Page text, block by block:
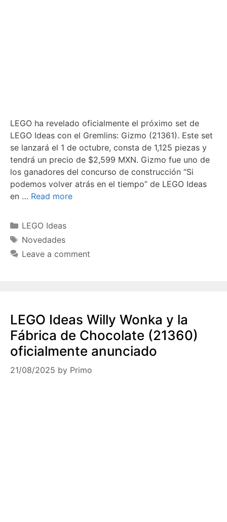
LEGO ha revelado oficialmente el próximo set de
LEGO Ideas con el Gremlins: Gizmo (21361). Este set
se lanzará el 1 de octubre, consta de 1,125 piezas y
tendrá un precio de $2,599 MXN. Gizmo fue uno de
los ganadores del concurso de construcción “Si
podemos volver atrás en el tiempo” de LEGO Ideas
en … Read more
Categories
LEGO Ideas
Tags
Novedades
Leave a comment
LEGO Ideas Willy Wonka y la
Fábrica de Chocolate (21360)
oficialmente anunciado
21/08/2025 by Primo